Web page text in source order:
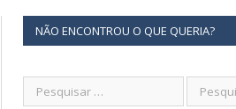
NÃO ENCONTROU O QUE QUERIA?